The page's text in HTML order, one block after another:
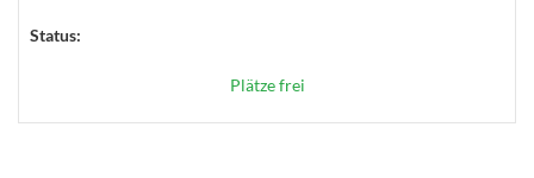
Status:
Plätze frei